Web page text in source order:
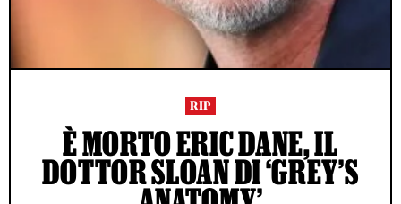
RIP
È MORTO ERIC DANE, IL
DOTTOR SLOAN DI ‘GREY’S